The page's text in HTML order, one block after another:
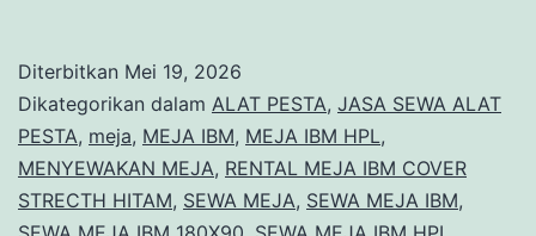
HPL
Dan
Meja
IBM
Diterbitkan Mei 19, 2026
Dikategorikan dalam ALAT PESTA, JASA SEWA ALAT
PESTA, meja, MEJA IBM, MEJA IBM HPL,
MENYEWAKAN MEJA, RENTAL MEJA IBM COVER
STRECTH HITAM, SEWA MEJA, SEWA MEJA IBM,